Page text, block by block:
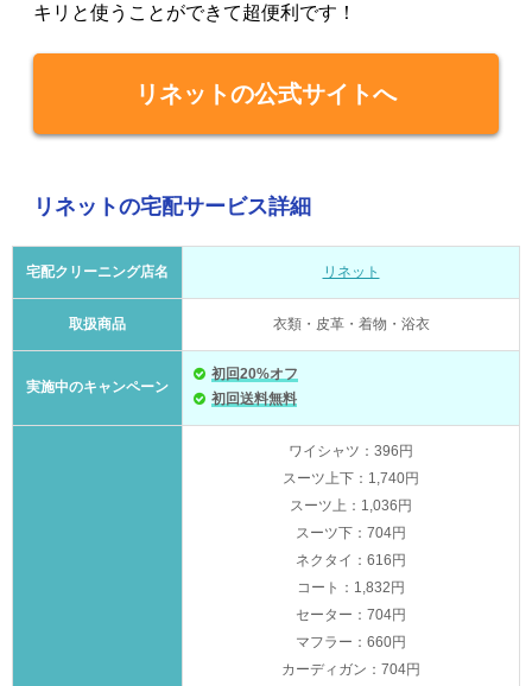
キリと使うことができて超便利です！
リネットの公式サイトへ
リネットの宅配サービス詳細
宅配クリーニング店名 リネット
取扱商品 衣類・皮革・着物・浴衣
実施中のキャンペーン
初回20%オフ
初回送料無料
ワイシャツ：396円
スーツ上下：1,740円
スーツ上：1,036円
スーツ下：704円
ネクタイ：616円
コート：1,832円
セーター：704円
マフラー：660円
カーディガン：704円